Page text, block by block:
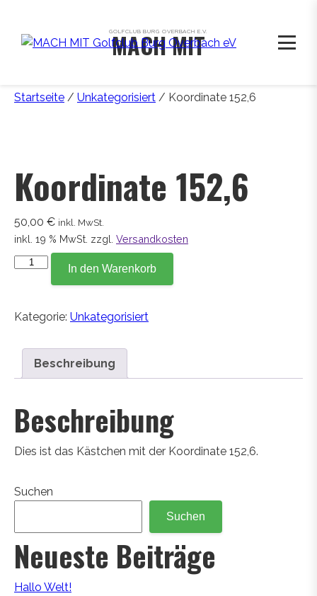
GOLFCLUB BURG OVERBACH E.V.
MACH MIT
Startseite / Unkategorisiert / Koordinate 152,6
Koordinate 152,6
50,00 € inkl. MwSt.
inkl. 19 % MwSt. zzgl. Versandkosten
Koordinate
In den Warenkorb
Kategorie: Unkategorisiert
Beschreibung
Beschreibung
Dies ist das Kästchen mit der Koordinate 152,6.
Suchen
Suchen
Neueste Beiträge
Hallo Welt!